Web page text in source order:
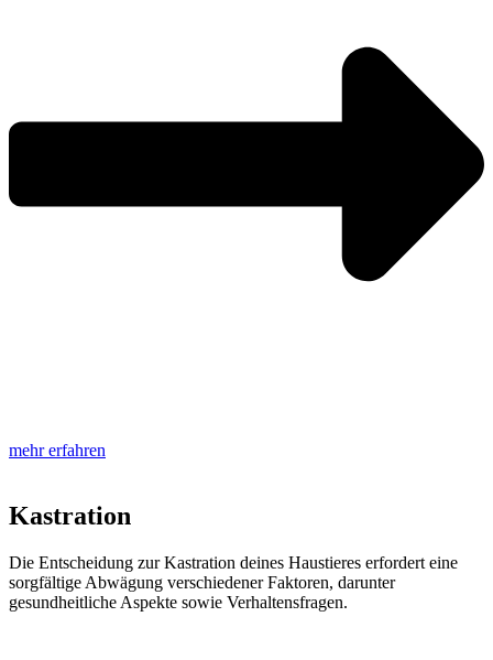
mehr erfahren
Kastration
Die Entscheidung zur Kastration deines Haustieres erfordert eine
sorgfältige Abwägung verschiedener Faktoren, darunter
gesundheitliche Aspekte sowie Verhaltensfragen.